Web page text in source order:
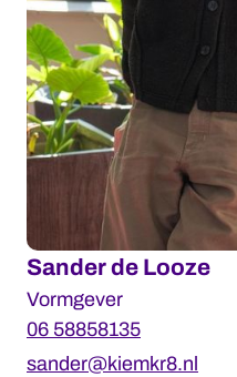
Sander de Looze
Vormgever
06 58858135
sander@kiemkr8.nl